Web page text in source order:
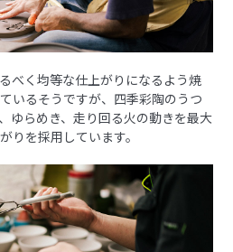
べく均等な仕上がりになるよう焼
いるそうですが、四季彩陶のうつ
ゆらめき、走り回る火の動きを最大
りを採用しています。